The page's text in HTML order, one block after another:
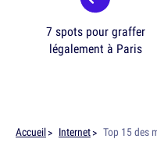
7 spots pour graffer
légalement à Paris
Accueil Internet Top 15 des